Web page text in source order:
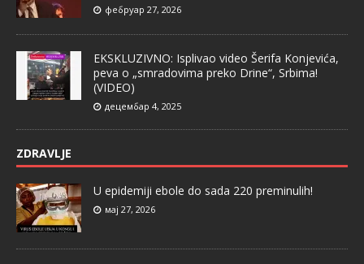
фебруар 27, 2026
EKSKLUZIVNO: Isplivao video Šerifa Konjevića,
peva o „smradovima preko Drine“, Srbima!
(VIDEO)
децембар 4, 2025
ZDRAVLJE
U epidemiji ebole do sada 220 preminulih!
мај 27, 2026